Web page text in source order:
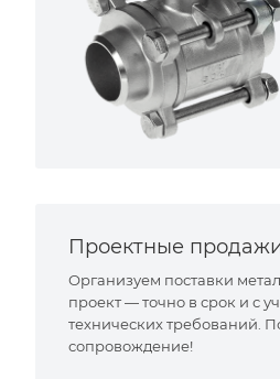
Проектные
Организуем поставки
проект — точно в срок и с
технических требований.
сопровождение!